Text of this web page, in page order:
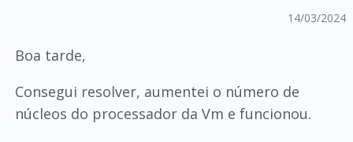
14/03/2024
Boa tarde,
Consegui resolver, aumentei o número de
núcleos do processador da Vm e funcionou.